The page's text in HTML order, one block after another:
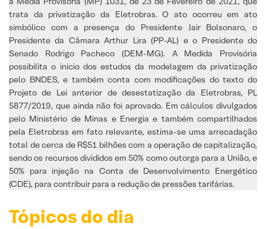
trata da privatização da Eletrobras. O ato ocorreu em ato
simbólico com a presença do Presidente Jair Bolsonaro, o
Presidente da Câmara Arthur Lira (PP-AL) e o Presidente do
Senado Rodrigo Pacheco (DEM-MG). A Medida Provisória
possibilita o início dos estudos da modelagem da privatização
pelo BNDES, e também conta com modificações do texto do
Projeto de Lei anterior de desestatização da Eletrobras, PL
5877/2019, que ainda não foi aprovado. Em cálculos divulgados
pelo Ministério de Minas e Energia e também compartilhados
pela Eletrobras em fato relevante, estima-se uma arrecadação
total de cerca de R$51 bilhões com a operação de capitalização,
sendo os recursos divididos em 50% como outorga para a União, e
50% para injeção na Conta de Desenvolvimento Energético
(CDE), para contribuir para a redução de pressões tarifárias.
Tópicos do dia